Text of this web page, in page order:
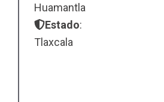
Huamantla
Estado:
Tlaxcala